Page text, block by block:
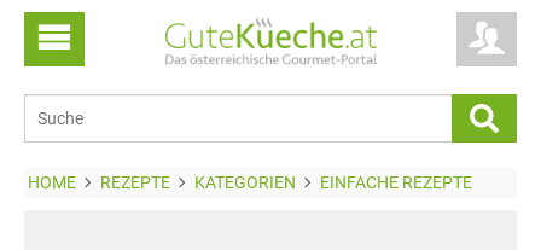
HOME REZEPTE KATEGORIEN EINFACHE REZEPTE